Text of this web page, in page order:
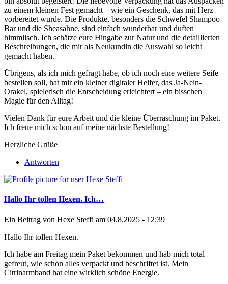
zu einem kleinen Fest gemacht – wie ein Geschenk, das mit Herz
vorbereitet wurde. Die Produkte, besonders die Schwefel Shampoo
Bar und die Sheasahne, sind einfach wunderbar und duften
himmlisch. Ich schätze eure Hingabe zur Natur und die detaillierten
Beschreibungen, die mir als Neukundin die Auswahl so leicht
gemacht haben.
Übrigens, als ich mich gefragt habe, ob ich noch eine weitere Seife
bestellen soll, hat mir ein kleiner digitaler Helfer, das Ja-Nein-
Orakel, spielerisch die Entscheidung erleichtert – ein bisschen
Magie für den Alltag!
Vielen Dank für eure Arbeit und die kleine Überraschung im Paket.
Ich freue mich schon auf meine nächste Bestellung!
Herzliche Grüße
Antworten
Hallo Ihr tollen Hexen. Ich…
Ein Beitrag von Hexe Steffi am 04.8.2025 - 12:39
Hallo Ihr tollen Hexen.
Ich habe am Freitag mein Paket bekommen und hab mich total
gefreut, wie schön alles verpackt und beschriftet ist. Mein
Citrinarmband hat eine wirklich schöne Energie.